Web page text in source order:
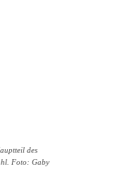
des
Foto: Gaby